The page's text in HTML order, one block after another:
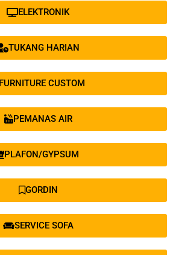
ELEKTRONIK
TUKANG HARIAN
FURNITURE CUSTOM
PEMANAS AIR
PLAFON/GYPSUM
GORDIN
SERVICE SOFA